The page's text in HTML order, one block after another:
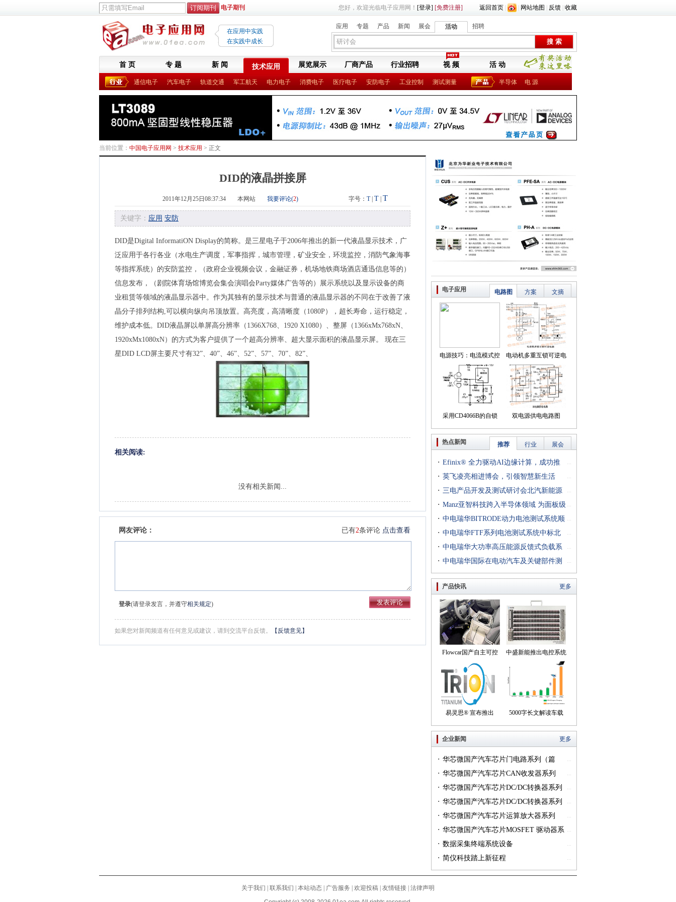
电子期刊 您好，欢迎光临电子应用网！ [登录] [免费注册] 返回首页 网站地图 反馈 收藏
在应用中实践
在实践中成长
应用 专题 产品 新闻 展会 活动 招聘
首 页 专 题 新 闻 技术应用 展览展示 厂商产品 行业招聘 视 频 活 动
通信电子 汽车电子 轨道交通 军工航天 电力电子 消费电子 医疗电子 安防电子 工业控制 测试测量 半导体 电 源
当前位置： 中国电子应用网 > 技术应用 > 正文
DID的液晶拼接屏
2011年12月25日08:37:34 本网站 我要评论(2) 字号： T| T T
关键字： 应用 安防
DID是Digital InformatiON Display的简称。是三星电子于2006年推出的新一代液晶显示技术，广
泛应用于各行各业（水电生产调度，军事指挥，城市管理，矿业安全，环境监控，消防气象海事
等指挥系统）的安防监控，（政府企业视频会议，金融证券，机场地铁商场酒店通迅信息等的）
信息发布，（剧院体育场馆博览会集会演唱会Party媒体广告等的）展示系统以及显示设备的商
业租赁等领域的液晶显示器中。作为其独有的显示技术与普通的液晶显示器的不同在于改善了液
晶分子排列结构,可以横向纵向吊顶放置。高亮度，高清晰度（1080P），超长寿命，运行稳定，
维护成本低。DID液晶屏以单屏高分辨率（1366X768、1920 X1080）、整屏（1366xMx768xN、
1920xMx1080xN）的方式为客户提供了一个超高分辨率、超大显示面积的液晶显示屏。 现在三
星DID LCD屏主要尺寸有32”、40”、46”、52”、57”、70”、82”、
相关阅读:
没有相关新闻...
网友评论： 已有2条评论 点击查看
登录(请登录发言，并遵守相关规定)
如果您对新闻频道有任何意见或建议，请到交流平台反馈。 【反馈意见】
电子应用 文摘
方案
电路图
电源技巧：电流模式控
制简化了对降压LED稳
压器的补偿
电动机多重互锁可逆电
路
采用CD4066B的自锁
式触摸开关电路
双电源供电电路图
热点新闻 展会
行业
推荐
...
· Efinix® 全力驱动AI边缘计算，成功推
出Trion™ T20 FPGA样品, 同时将产品扩展
到二十万逻辑单元的T200 FPGA
...
· 英飞凌亮相进博会，引领智慧新生活
...
· 三电产品开发及测试研讨会北汽新能源
专场成功举行
...
· Manz亚智科技跨入半导体领域 为面板级
扇出型封装提供化学湿制程、涂布及激光应
用等生产设备解决方案
...
· 中电瑞华BITRODE动力电池测试系统顺
利交付北汽新能源
...
· 中电瑞华FTF系列电池测试系统中标北
京新能源汽车股份有限公司
...
· 中电瑞华大功率高压能源反馈式负载系
统成功交付中电熊猫
...
· 中电瑞华国际在电动汽车及关键部件测
评研讨会上演绎先进测评技术
产品快讯 更多
Flowcar国产自主可控
自动驾驶机器人来到我
们身边
中盛新能推出电控系统
控制器BOB集成断线
易灵思® 宣布推出
Trion® Titanium FPGA
系列
5000字长文解读车载
USB供电的方方面面
企业新闻
更多
...
· 华芯微国产汽车芯片门电路系列（篇
一）
...
· 华芯微国产汽车芯片CAN收发器系列
（篇一）
...
· 华芯微国产汽车芯片DC/DC转换器系列
...
· 华芯微国产汽车芯片DC/DC转换器系列
...
· 华芯微国产汽车芯片运算放大器系列
（篇一）
...
· 华芯微国产汽车芯片MOSFET 驱动器系
列（篇一）
...
· 数据采集终端系统设备
...
· 简仪科技踏上新征程
关于我们 联系我们 本站动态 广告服务 欢迎投稿 友情链接 法律声明